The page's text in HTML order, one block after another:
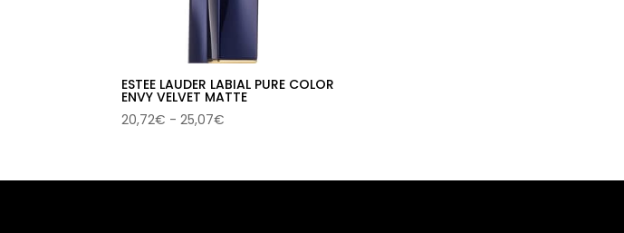
ESTEE LAUDER LABIAL PURE COLOR
ENVY VELVET MATTE
20,72€ - 25,07€
desde